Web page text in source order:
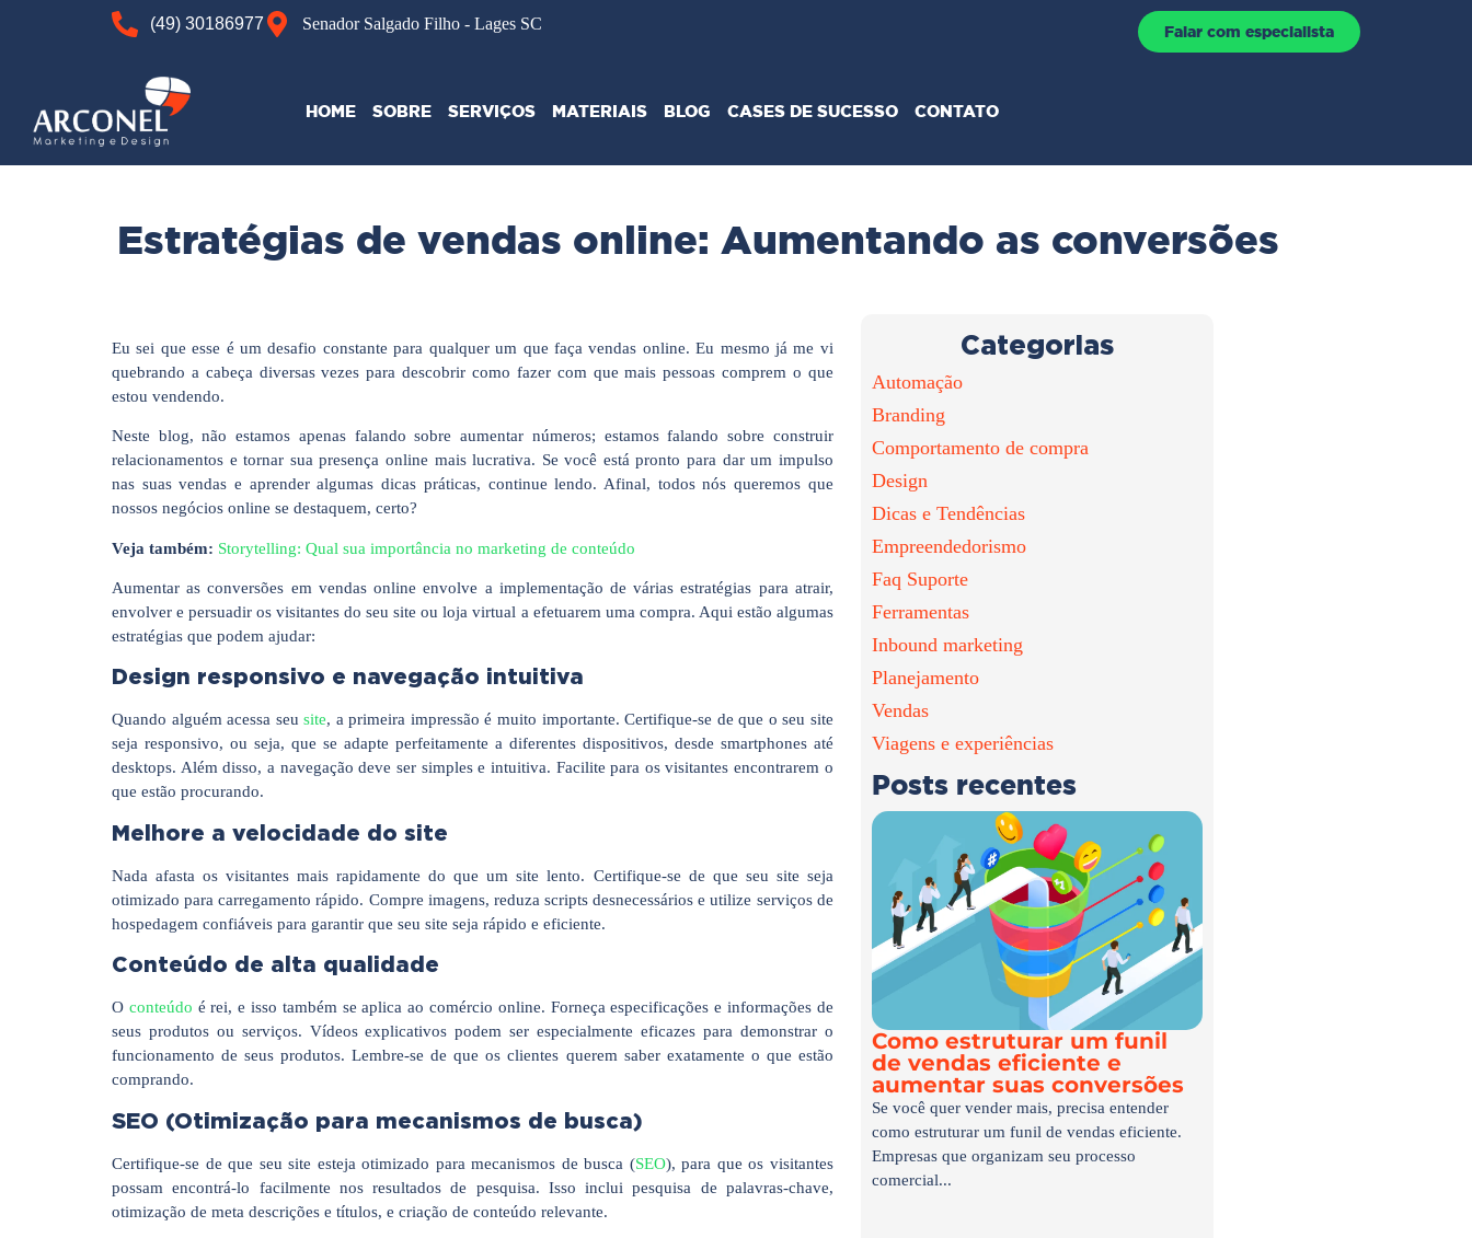
(49) 30186977 Senador Salgado Filho - Lages SC Falar com especialista
HOME SOBRE SERVIÇOS MATERIAIS BLOG CASES DE SUCESSO CONTATO
Estratégias de vendas online: Aumentando as conversões
Eu sei que esse é um desafio constante para qualquer um que faça vendas online. Eu mesmo já me vi
quebrando a cabeça diversas vezes para descobrir como fazer com que mais pessoas comprem o que
estou vendendo.
Neste blog, não estamos apenas falando sobre aumentar números; estamos falando sobre construir
relacionamentos e tornar sua presença online mais lucrativa. Se você está pronto para dar um impulso
nas suas vendas e aprender algumas dicas práticas, continue lendo. Afinal, todos nós queremos que
nossos negócios online se destaquem, certo?
Veja também: Storytelling: Qual sua importância no marketing de conteúdo
Aumentar as conversões em vendas online envolve a implementação de várias estratégias para atrair,
envolver e persuadir os visitantes do seu site ou loja virtual a efetuarem uma compra. Aqui estão algumas
estratégias que podem ajudar:
Design responsivo e navegação intuitiva
Quando alguém acessa seusite, a primeira impressão é muito importante. Certifique-se de que o seu site
seja responsivo, ou seja, que se adapte perfeitamente a diferentes dispositivos, desde smartphones até
desktops. Além disso, a navegação deve ser simples e intuitiva. Facilite para os visitantes encontrarem o
que estão procurando.
Melhore a velocidade do site
Nada afasta os visitantes mais rapidamente do que um site lento. Certifique-se de que seu site seja
otimizado para carregamento rápido. Compre imagens, reduza scripts desnecessários e utilize serviços de
hospedagem confiáveis ​​para garantir que seu site seja rápido e eficiente.
Conteúdo de alta qualidade
O conteúdo é rei, e isso também se aplica ao comércio online. Forneça especificações e informações de
seus produtos ou serviços. Vídeos explicativos podem ser especialmente eficazes para demonstrar o
funcionamento de seus produtos. Lembre-se de que os clientes querem saber exatamente o que estão
comprando.
SEO (Otimização para mecanismos de busca)
Certifique-se de que seu site esteja otimizado para mecanismos de busca (SEO), para que os visitantes
possam encontrá-lo facilmente nos resultados de pesquisa. Isso inclui pesquisa de palavras-chave,
otimização de meta descrições e títulos, e criação de conteúdo relevante.
Categorias
Automação
Branding
Comportamento de compra
Design
Dicas e Tendências
Empreendedorismo
Faq Suporte
Ferramentas
Inbound marketing
Planejamento
Vendas
Viagens e experiências
Posts recentes
Como estruturar um funil
de vendas eficiente e
aumentar suas conversões
Se você quer vender mais, precisa entender
como estruturar um funil de vendas eficiente.
Empresas que organizam seu processo
comercial...